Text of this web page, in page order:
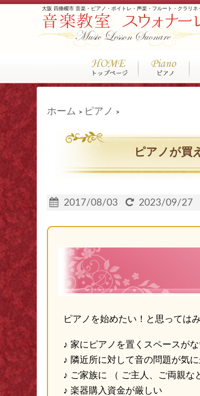
大阪 四條畷市 音楽・ピアノ・ボイトレ・声楽・フルート・クラリ
ホーム > ピアノ >
ピアノが買
2017/08/03 2023/09/27
ピアノを始めたい！と思っては
♪ 家にピアノを置くスペースが
♪ 隣近所に対して音の問題が気
♪ ご家族に （ ご主人、ご両親な
♪ 楽器購入資金が厳しい